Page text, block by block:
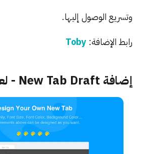
وتسريع الوصول إليها.
رابط الإضافة: Toby
إضافة New Tab Draft - لعشاق الكتابة